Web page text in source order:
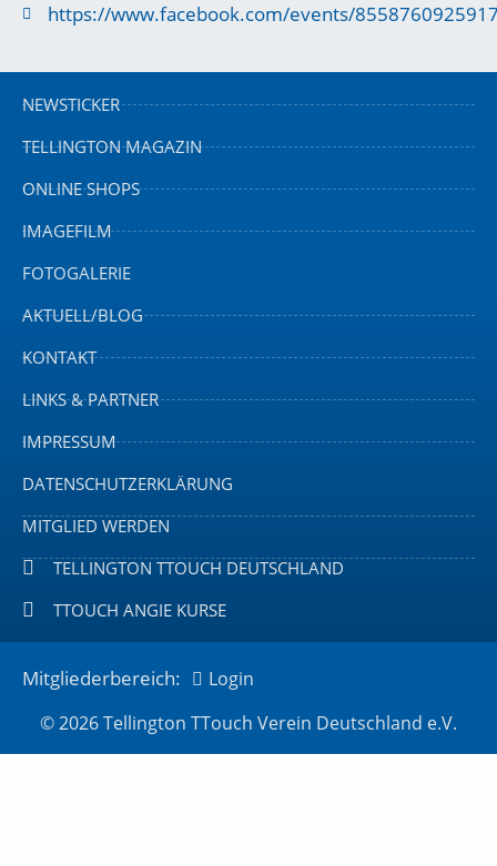
https://www.facebook.com/events/
NEWSTICKER
TELLINGTON MAGAZIN
ONLINE SHOPS
IMAGEFILM
FOTOGALERIE
AKTUELL/BLOG
KONTAKT
LINKS & PARTNER
IMPRESSUM
DATENSCHUTZERKLÄRUNG
MITGLIED WERDEN
TELLINGTON TTOUCH DEUTSCHLAND
TTOUCH ANGIE KURSE
© 2026 Tellington TTouch Verein Deutschland e.V.
Mitgliederbereich: Login